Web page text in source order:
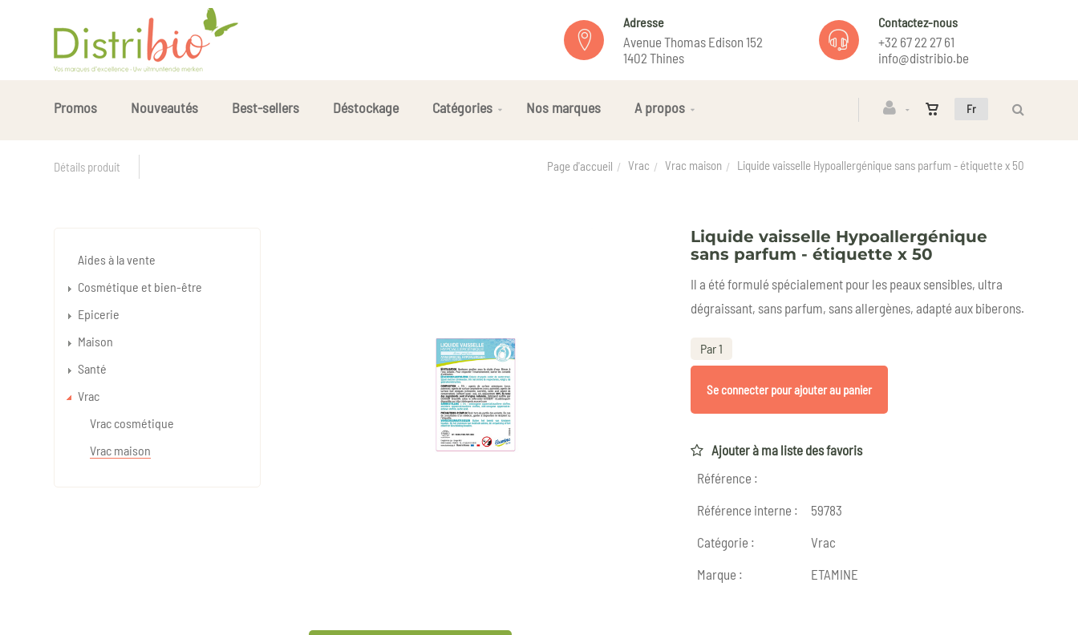
Adresse
Avenue Thomas Edison 152
1402 Thines
Contactez-nous
+32 67 22 27 61
info@distribio.be
Fr
Promos Nouveautés Best-sellers Déstockage Catégories Nos marques A propos
Détails produit Page d'accueil Vrac Vrac maison Liquide vaisselle Hypoallergénique sans parfum - étiquette x 50
Liquide vaisselle Hypoallergénique
sans parfum - étiquette x 50
Il a été formulé spécialement pour les peaux sensibles, ultra
dégraissant, sans parfum, sans allergènes, adapté aux biberons.
Par 1
Se connecter pour ajouter au panier
Ajouter à ma liste des favoris
Référence :
Référence interne :
59783
Catégorie :
Vrac
Marque :
ETAMINE
Aides à la vente
Cosmétique et bien-être
Epicerie
Maison
Santé
Vrac
Vrac cosmétique
Vrac maison